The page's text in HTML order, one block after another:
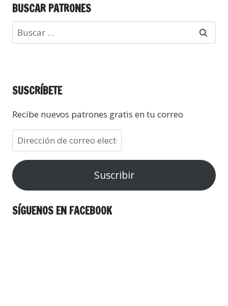
BUSCAR PATRONES
SUSCRÍBETE
Recibe nuevos patrones gratis en tu correo
Suscribir
SÍGUENOS EN FACEBOOK